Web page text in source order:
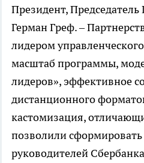
Президент,
Герман Греф. –
лидером
масштаб программы,
лидеров», эффективное
дистанционного
кастомизация,
позволили
руководителей